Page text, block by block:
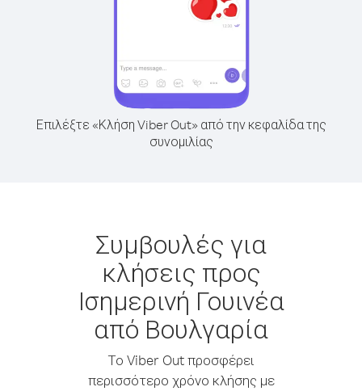
Επιλέξτε «Κλήση Viber Out» από την κεφαλίδα της
συνομιλίας
Συμβουλές για
κλήσεις προς
Ισημερινή Γουινέα
από Βουλγαρία
Το Viber Out προσφέρει
περισσότερο χρόνο κλήσης με